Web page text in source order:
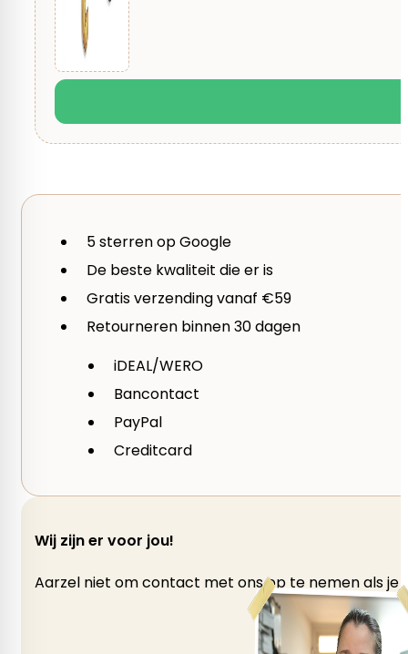
Mijn naam, e-mail en site opslaan in deze
Je waardering
Je beoordeling*
5 sterren op Google
De beste kwaliteit die er is
Gratis verzending vanaf €59
Retourneren binnen 30 dagen
iDEAL/WERO
Bancontact
PayPal
Creditcard
Wij zijn er voor jou!
Aarzel niet om contact met ons op te nemen als